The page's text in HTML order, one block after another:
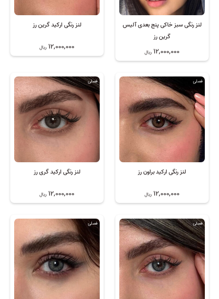
لنز رنگی سبز خاکی پنج بعدی آلیس
گرین رز
12,000,000 ریال
لنز رنگی ارکید گرین رز
12,000,000 ریال
لنز رنگی ارکید براون رز
12,000,000 ریال
فصلی
لنز رنگی ارکید گری رز
12,000,000 ریال
فصلی
فصلی فصلی